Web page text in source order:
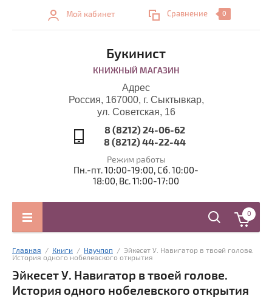
Мой кабинет Сравнение 0
Букинист
КНИЖНЫЙ МАГАЗИН
Адрес
Россия, 167000, г. Сыктывкар,
ул. Советская, 16
8 (8212) 24-06-62
8 (8212) 44-22-44
Режим работы
Пн.-пт. 10:00-19:00, Сб. 10:00-
18:00, Вс. 11:00-17:00
0
Главная
  /
Книги
  /
Научпоп
  /  Эйкесет У. Навигатор в твоей голове.
История одного нобелевского открытия
Эйкесет У. Навигатор в твоей голове.
История одного нобелевского открытия